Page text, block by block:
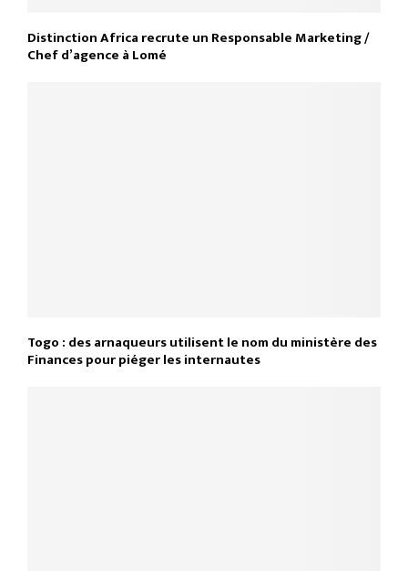
Distinction Africa recrute un Responsable Marketing /
Chef d’agence à Lomé
Togo : des arnaqueurs utilisent le nom du ministère des
Finances pour piéger les internautes